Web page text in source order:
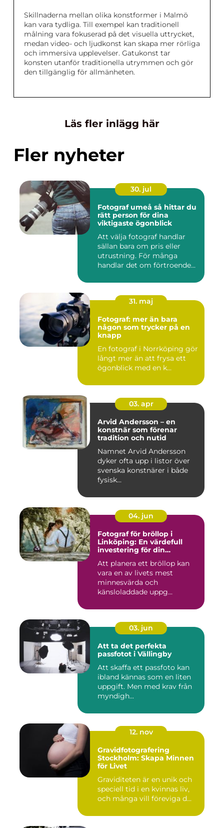
Skillnaderna mellan olika konstformer i Malmö
kan vara tydliga. Till exempel kan traditionell
målning vara fokuserad på det visuella uttrycket,
medan video- och ljudkonst kan skapa mer rörliga
och immersiva upplevelser. Gatukonst tar
konsten utanför traditionella utrymmen och gör
den tillgänglig för allmänheten.
Läs fler inlägg här
Fler nyheter
30. jul
Fotograf umeå så hittar du
rätt person för dina
viktigaste ögonblick
Att välja fotograf handlar
sällan bara om pris eller
utrustning. För många
handlar det om förtroende...
31. maj
Fotograf: mer än bara
någon som trycker på en
knapp
En fotograf i Norrköping gör
långt mer än att frysa ett
ögonblick med en k...
03. apr
Arvid Andersson – en
konstnär som förenar
tradition och nutid
Namnet Arvid Andersson
dyker ofta upp i listor över
svenska konstnärer i både
fysisk...
04. jun
Fotograf för bröllop i
Linköping: En värdefull
investering för din
Att planera ett bröllop kan
vara en av livets mest
minnesvärda och
känsloladdade uppg...
03. jun
Att ta det perfekta
passfotot i Vällingby
Att skaffa ett passfoto kan
ibland kännas som en liten
uppgift. Men med krav från
myndigh...
12. nov
Gravidfotografering
Stockholm: Skapa Minnen
för Livet
Graviditeten är en unik och
speciell tid i en kvinnas liv,
och många vill föreviga d...